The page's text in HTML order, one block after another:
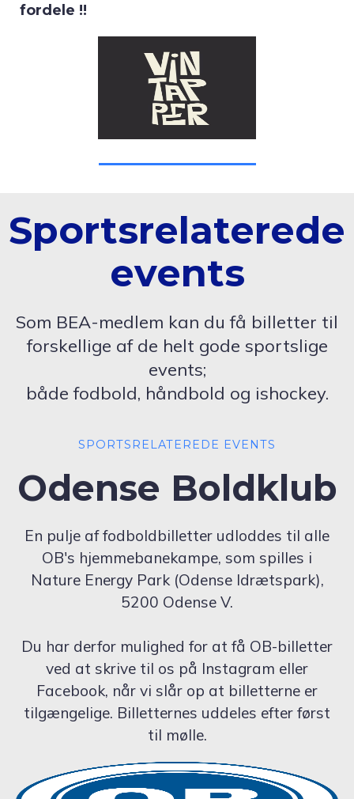
fordele !!
Sportsrelaterede
events
Som BEA-medlem kan du få billetter til
forskellige af de helt gode sportslige
events;
både fodbold, håndbold og ishockey.
SPORTSRELATEREDE EVENTS
Odense Boldklub
En pulje af fodboldbilletter udloddes til alle
OB's hjemmebanekampe, som spilles i
Nature Energy Park (Odense Idrætspark),
5200 Odense V.
Du har derfor mulighed for at få OB-billetter
ved at skrive til os på Instagram eller
Facebook, når vi slår op at billetterne er
tilgængelige. Billetternes uddeles efter først
til mølle.